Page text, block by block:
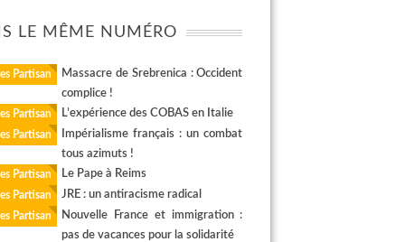
LE MÊME NUMÉRO
Partisan
Massacre de Srebrenica : Occident
complice !
Partisan L’expérience des COBAS en Italie
Partisan
Impérialisme français : un combat
tous azimuts !
Partisan Le Pape à Reims
Partisan JRE : un antiracisme radical
Partisan
Nouvelle France et immigration :
pas de vacances pour la solidarité